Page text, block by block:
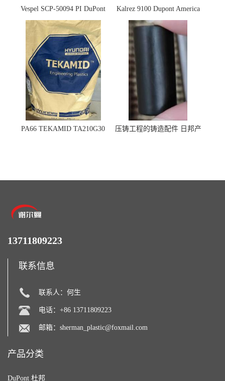
Vespel SCP-50094 PI DuPont
杜邦
Kalrez 9100 Dupont America
杜邦 密封圈 半导体 面板
PA66 TEKAMID TA210G30
压铸工程的铸造配件 日邦产
13711809223
联系信息
联系人：何生
电话：+86 13711809223
邮箱： sherman_plastic@foxmail.com
产品分类
DuPont 杜邦